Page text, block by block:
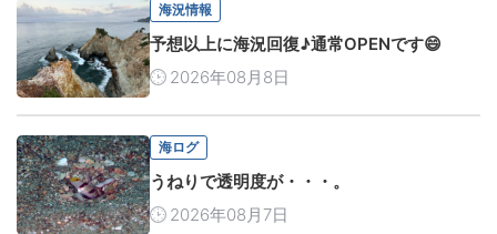
海況情報
予想以上に海況回復♪通常OPENです😄
2026年08月8日
海ログ
うねりで透明度が・・・。
2026年08月7日